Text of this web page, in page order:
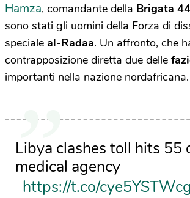
Hamza, comandante della Brigata
sono stati gli uomini della Forza di
speciale al-Radaa. Un affronto, che
contrapposizione diretta due delle
importanti nella nazione nordafricana.
Libya clashes toll hits 55
medical agency
https://t.co/cye5YSTWcg